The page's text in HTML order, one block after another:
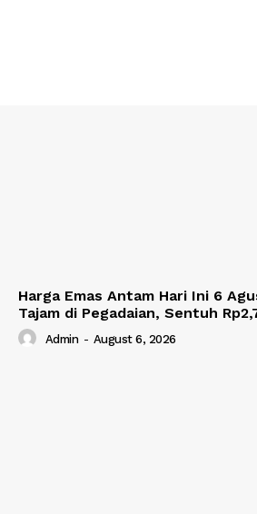
Harga Emas Antam Hari Ini 6
Tajam di Pegadaian, Sentuh
Admin - August 6, 2026